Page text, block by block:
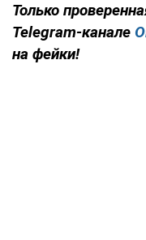
Только
Telegram-канале
на фейки!